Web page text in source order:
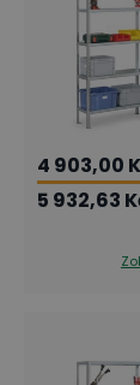
4 903,00
5 932,63